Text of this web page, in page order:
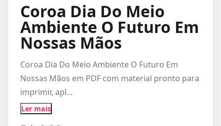
Coroa Dia Do Meio
Ambiente O Futuro Em
Nossas Mãos
Coroa Dia Do Meio Ambiente O Futuro Em
Nossas Mãos em PDF com material pronto para
imprimir, apl...
Ler mais